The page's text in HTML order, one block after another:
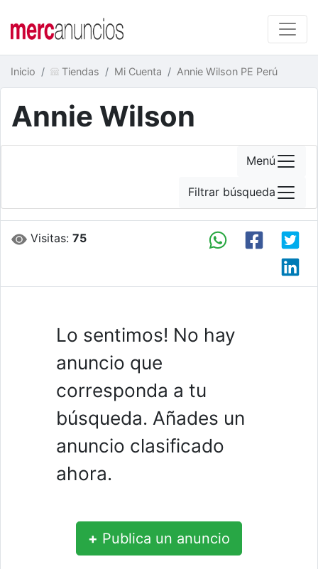
Inicio Tiendas Mi Cuenta Annie Wilson PE Perú
Annie Wilson
Visitas:75
Lo sentimos! No hay
anuncio que
corresponda a tu
búsqueda. Añades un
anuncio clasificado
ahora.
+ Publica un anuncio
Menú
Filtrar búsqueda